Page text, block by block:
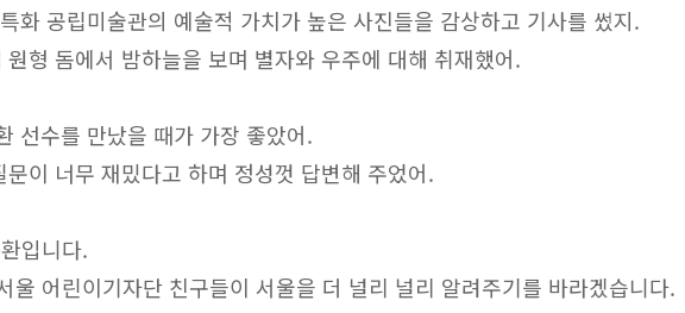
화 공립미술관의 예술적 가치가 높은 사진들을 감상하고 기사를 썼지.
형 돔에서 밤하늘을 보며 별자와 우주에 대해 취재했어.
선수를 만났을 때가 가장 좋았어.
이 너무 재밌다고 하며 정성껏 답변해 주었어.
입니다.
울 어린이기자단 친구들이 서울을 더 널리 널리 알려주기를 바라겠습니다.